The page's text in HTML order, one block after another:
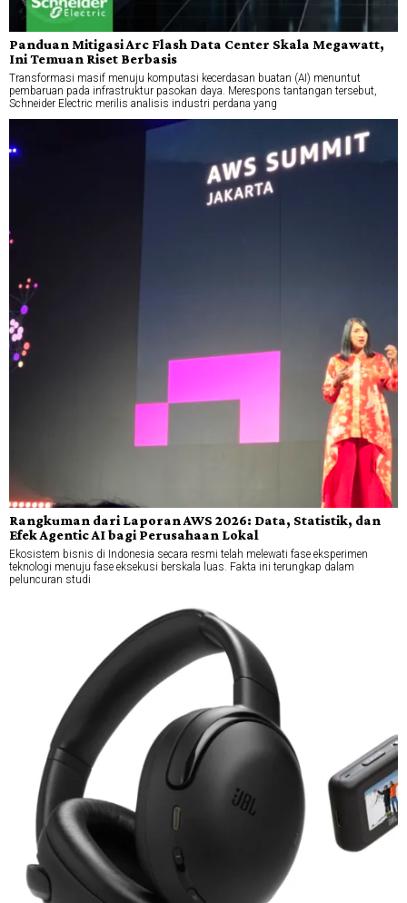
Panduan Mitigasi Arc Flash Data Center Skala Megawatt,
Ini Temuan Riset Berbasis
Transformasi masif menuju komputasi kecerdasan buatan (AI) menuntut
pembaruan pada infrastruktur pasokan daya. Merespons tantangan tersebut,
Schneider Electric merilis analisis industri perdana yang
Rangkuman dari Laporan AWS 2026: Data, Statistik, dan
Efek Agentic AI bagi Perusahaan Lokal
Ekosistem bisnis di Indonesia secara resmi telah melewati fase eksperimen
teknologi menuju fase eksekusi berskala luas. Fakta ini terungkap dalam
peluncuran studi